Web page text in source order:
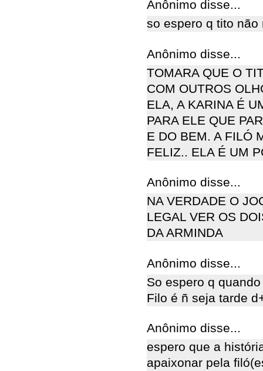
Anônimo disse...
so espero q tito
Anônimo disse...
TOMARA QUE O
COM OUTROS
ELA, A KARINA É
PARA ELE QUE
E DO BEM. A FILÓ
FELIZ.. ELA É UM
Anônimo disse...
NA VERDADE O
LEGAL VER OS
DA ARMINDA
Anônimo disse...
So espero q
Filo é ñ seja tarde
Anônimo disse...
espero que a
apaixonar pela